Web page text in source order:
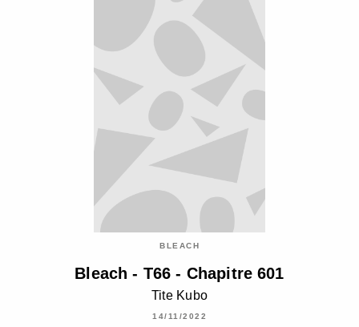
BLEACH
Bleach - T66 - Chapitre 601
Tite Kubo
14/11/2022